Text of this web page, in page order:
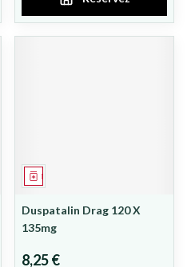
Médicament
Duspatalin Drag 120 X
135mg
8,25 €